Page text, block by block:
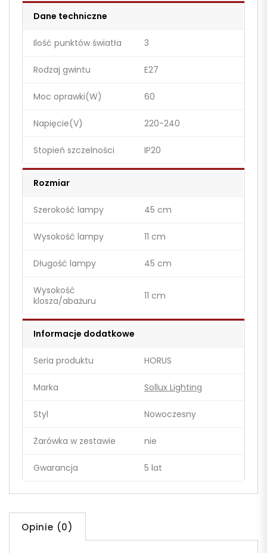
Dane techniczne
Ilość punktów światła 3
Rodzaj gwintu E27
Moc oprawki(W) 60
Napięcie(V) 220-240
Stopień szczelności IP20
Rozmiar
Szerokość lampy 45 cm
Wysokość lampy 11 cm
Długość lampy 45 cm
Wysokość
klosza/abażuru
11 cm
Informacje dodatkowe
Seria produktu HORUS
Marka Sollux Lighting
Styl Nowoczesny
Żarówka w zestawie nie
Gwarancja 5 lat
Opinie (0)